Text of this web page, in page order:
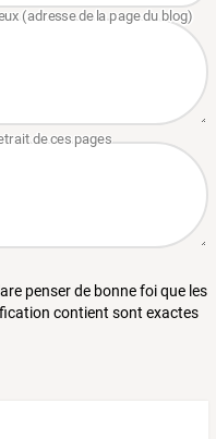
penser de bonne foi que les
contient sont exactes